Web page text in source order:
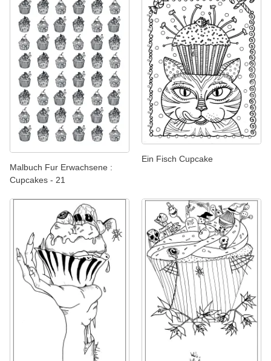
Malbuch Fur Erwachsene :
Cupcakes - 21
Ein Fisch Cupcake